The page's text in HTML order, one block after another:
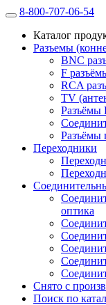
8-800-707-06-54
Каталог
Разъемы
BNC
F
RCA
TV
Разъёмы
Разъёмы
Переходники
оптика
Снято с
Поиск по